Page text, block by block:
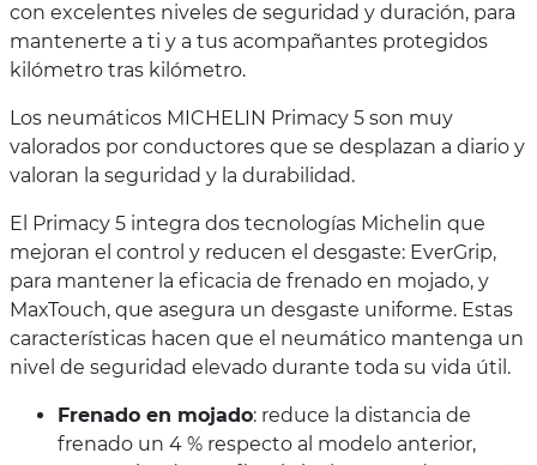
con excelentes niveles de seguridad y duración, para
mantenerte a ti y a tus acompañantes protegidos
kilómetro tras kilómetro.
Los neumáticos MICHELIN Primacy 5 son muy
valorados por conductores que se desplazan a diario y
valoran la seguridad y la durabilidad.
El Primacy 5 integra dos tecnologías Michelin que
mejoran el control y reducen el desgaste: EverGrip,
para mantener la eficacia de frenado en mojado, y
MaxTouch, que asegura un desgaste uniforme. Estas
características hacen que el neumático mantenga un
nivel de seguridad elevado durante toda su vida útil.
Frenado en mojado: reduce la distancia de
frenado un 4 % respecto al modelo anterior,